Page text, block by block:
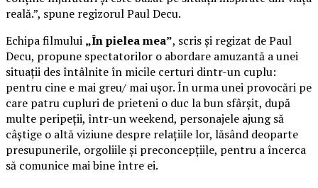
reală.”, spune regizorul Paul Decu.
Echipa filmului „În pielea mea”, scris și regizat de Paul
Decu, propune spectatorilor o abordare amuzantă a unei
situații des întâlnite în micile certuri dintr-un cuplu:
pentru cine e mai greu/ mai ușor. În urma unei provocări pe
care patru cupluri de prieteni o duc la bun sfârșit, după
multe peripeții, într-un weekend, personajele ajung să
câștige o altă viziune despre relațiile lor, lăsând deoparte
presupunerile, orgoliile și preconcepțiile, pentru a încerca
să comunice mai bine între ei.